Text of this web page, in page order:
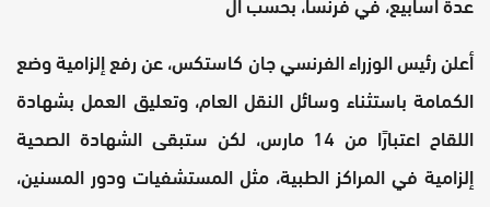
أعلن رئيس الوزراء الفرنسي ​جان كاستكس​، عن رفع إلزامية وضع
الكمامة باستثناء وسائل النقل العام، وتعليق العمل بشهادة
اللقاح اعتبارًا من 14 مارس، لكن ستبقى الشهادة الصحية
إلزامية في المراكز الطبية، مثل المستشفيات ودور المسنين،